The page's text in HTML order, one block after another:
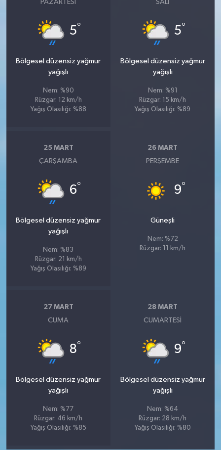
PAZARTESI
5°
Bölgesel düzensiz yağmur
yağışlı
Nem: %90
Rüzgar: 12 km/h
Yağış Olasılığı: %88
SALI
5°
Bölgesel düzensiz yağmur
yağışlı
Nem: %91
Rüzgar: 15 km/h
Yağış Olasılığı: %89
25 MART
ÇARŞAMBA
6°
Bölgesel düzensiz yağmur
yağışlı
Nem: %83
Rüzgar: 21 km/h
Yağış Olasılığı: %89
26 MART
PERŞEMBE
9°
Güneşli
Nem: %72
Rüzgar: 11 km/h
27 MART
CUMA
8°
Bölgesel düzensiz yağmur
yağışlı
Nem: %77
Rüzgar: 46 km/h
Yağış Olasılığı: %85
28 MART
CUMARTESI
9°
Bölgesel düzensiz yağmur
yağışlı
Nem: %64
Rüzgar: 28 km/h
Yağış Olasılığı: %80